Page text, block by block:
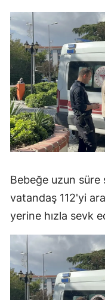
Bebeğe uzun süre
vatandaş 112'yi
yerine hızla sevk